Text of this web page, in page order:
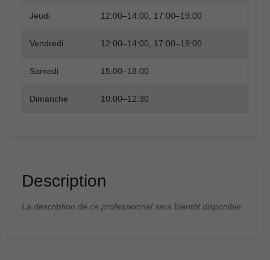
Jeudi 12:00–14:00, 17:00–19:00
Vendredi 12:00–14:00, 17:00–19:00
Samedi 15:00–18:00
Dimanche 10:00–12:30
Description
La description de ce professionnel sera bientôt disponible.